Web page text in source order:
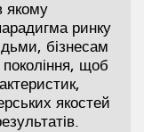
якому
ринку
бізнесам
покоління, щоб
якостей